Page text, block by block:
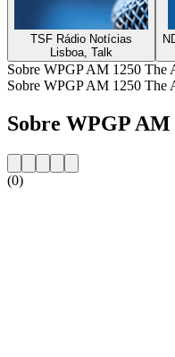
TSF Rádio Notícias
Lisboa, Talk
Sobre WPGP AM 1250 The
Sobre WPGP AM 1250 The
Sobre WPGP
(0)